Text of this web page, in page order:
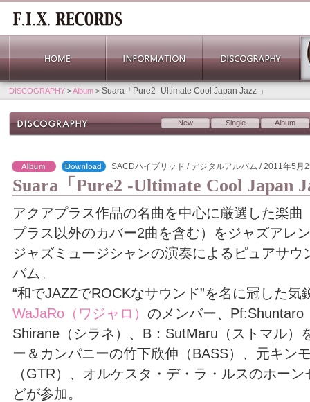
DISCOGRAPHY >Album > Suara「Pure2 -Ultimate Cool Japan Jazz-」
New Single Album
SACDハイブリッド / デジタルアルバム / 2011年5月
Suara「Pure2 -Ultimate Cool Japan
アクアプラス作品の名曲を中心に厳選した楽曲
プラス以外のカバー2曲を含む）をジャズアレ
ジャズミュージシャンの演奏によるピュアサウ
バム。
“和でJAZZでROCKなサウンド”を名に冠した気
WaJaRo（ワジャロ） のメンバー、Pf:Shuntaro
Shirane（シラネ）、B：SutMaru（ストマル）
ー＆カンパニーの竹下欣伸（BASS）、元キン
（GTR）、オルケスタ・デ・ラ・ルスのホー
どが参加。